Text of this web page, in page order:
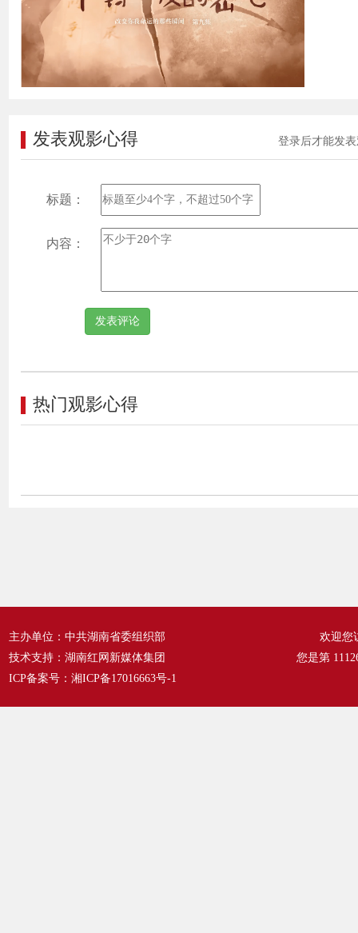
登录后才能发
发表观影心得
标题：
内容：
热门观影心得
主办单位：中共湖南省委组织部
技术支持：湖南红网新媒体集团
ICP备案号： 湘ICP备17016663号-1
欢迎您
您是第